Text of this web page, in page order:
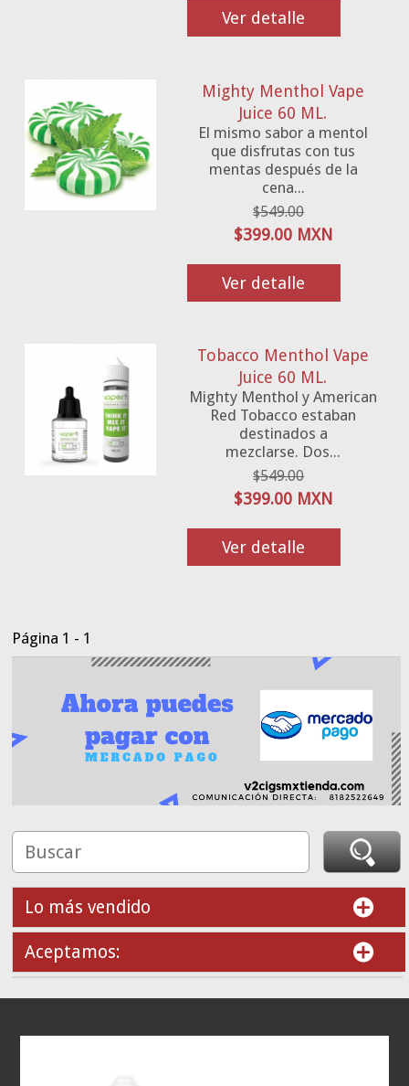
Ver detalle
Mighty Menthol Vape
Juice 60 ML.
El mismo sabor a mentol
que disfrutas con tus
mentas después de la
cena...
$549.00
$399.00 MXN
Ver detalle
Tobacco Menthol Vape
Juice 60 ML.
Mighty Menthol y American
Red Tobacco estaban
destinados a
mezclarse. Dos...
$549.00
$399.00 MXN
Ver detalle
Página 1 - 1
Lo más vendido
Aceptamos: